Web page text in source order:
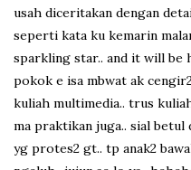
usah diceritakan dengan
seperti kata ku kemarin
sparkling star.. and it will be
pokok e isa mbwat ak
kuliah multimedia.. trus
ma praktikan juga.. sial betul
yg protes2 gt.. tp anak2